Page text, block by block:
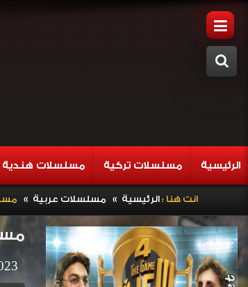
الرئيسية مسلسلات تركية مسلسلات هندية
انت هنا :الرئيسية » مسلسلات عربية » مسلسل
مسلسل